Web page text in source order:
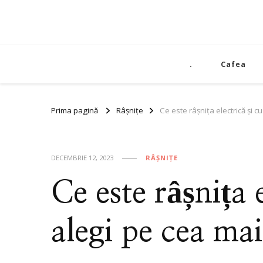
. Cafea
Prima pagină Râșnițe Ce este râșnița electrică și
DECEMBRIE 12, 2023 RÂȘNIȚE
Ce este râșnița
alegi pe cea